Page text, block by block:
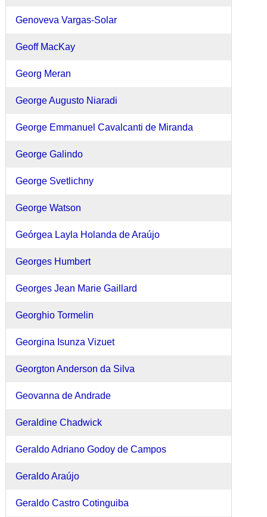
Genoveva Vargas-Solar
Geoff MacKay
Georg Meran
George Augusto Niaradi
George Emmanuel Cavalcanti de Miranda
George Galindo
George Svetlichny
George Watson
Geórgea Layla Holanda de Araújo
Georges Humbert
Georges Jean Marie Gaillard
Georghio Tormelin
Georgina Isunza Vizuet
Georgton Anderson da Silva
Geovanna de Andrade
Geraldine Chadwick
Geraldo Adriano Godoy de Campos
Geraldo Araújo
Geraldo Castro Cotinguiba